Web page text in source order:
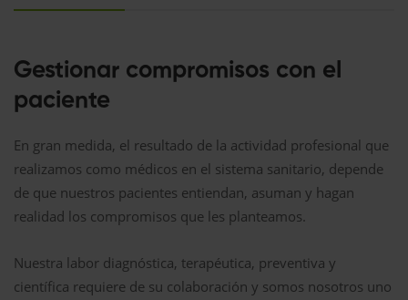
Gestionar compromisos con el
paciente
En gran medida, el resultado de la actividad profesional que
realizamos como médicos en el sistema sanitario, depende
de que nuestros pacientes entiendan, asuman y hagan
realidad los compromisos que les planteamos.
Nuestra labor diagnóstica, terapéutica, preventiva y
científica requiere de su colaboración y somos nosotros uno